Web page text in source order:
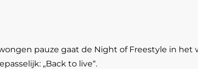
pauze gaat de Night of Freestyle in
„Back to live“.